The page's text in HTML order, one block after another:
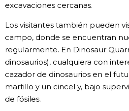
excavaciones cercanas.
Los visitantes también pueden
campo, donde se encuentran
regularmente. En Dinosaur
dinosaurios), cualquiera con
cazador de dinosaurios en el
martillo y un cincel y, bajo
de fósiles.